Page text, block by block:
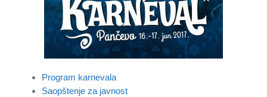
Program karnevala
Saopštenje za javnost